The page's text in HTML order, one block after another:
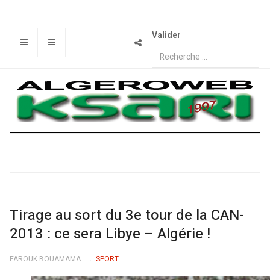
Valider
Tirage au sort du 3e tour de la CAN-
2013 : ce sera Libye – Algérie !
FAROUK BOUAMAMA SPORT